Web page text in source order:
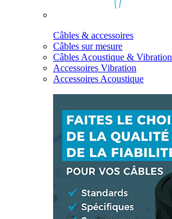
Câbles & accessoires
Câbles sur mesure
Câbles Acoustique & Vibration
Accessoires Vibration
Accessoires Acoustique